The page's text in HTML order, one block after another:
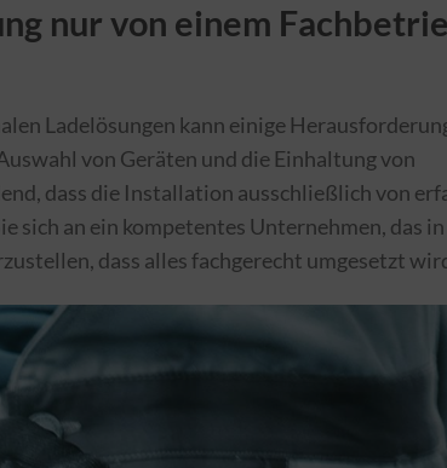
nur von einem
Ladelösungen kann einige
von Geräten und die Einhaltung von
dass die Installation ausschließlich von
sich an ein kompetentes Unternehmen, das in
dass alles fachgerecht umgesetzt